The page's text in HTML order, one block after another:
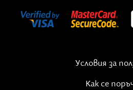
Условия за
Как се